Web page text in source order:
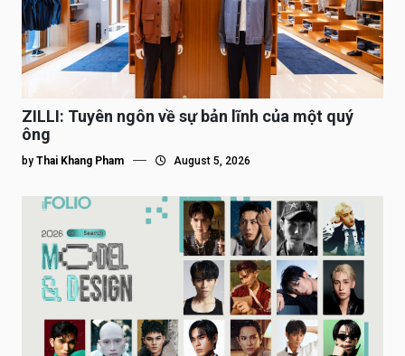
ZILLI: Tuyên ngôn về sự bản lĩnh của một quý
ông
by Thai Khang Pham August 5, 2026